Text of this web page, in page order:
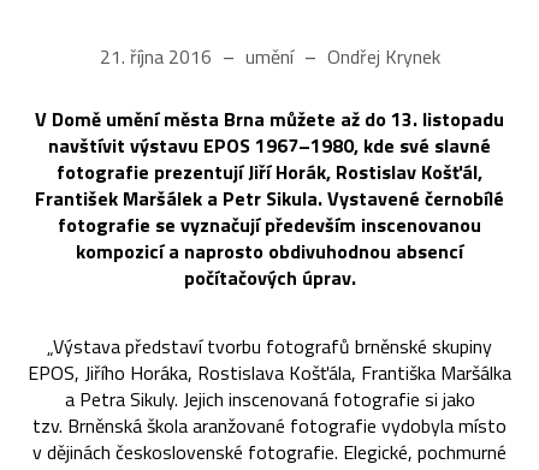
21. října 2016 umění Ondřej Krynek
V Domě umění města Brna můžete až do 13. listopadu
navštívit výstavu EPOS 1967–1980, kde své slavné
fotografie prezentují Jiří Horák, Rostislav Košťál,
František Maršálek a Petr Sikula. Vystavené černobílé
fotografie se vyznačují především inscenovanou
kompozicí a naprosto obdivuhodnou absencí
počítačových úprav.
„Výstava představí tvorbu fotografů brněnské skupiny
EPOS, Jiřího Horáka, Rostislava Košťála, Františka Maršálka
a Petra Sikuly. Jejich inscenovaná fotografie si jako
tzv. Brněnská škola aranžované fotografie vydobyla místo
v dějinách československé fotografie. Elegické, pochmurné